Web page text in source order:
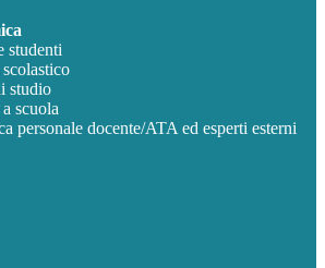
studenti
studio
scuola
personale docente/ATA ed esperti esterni